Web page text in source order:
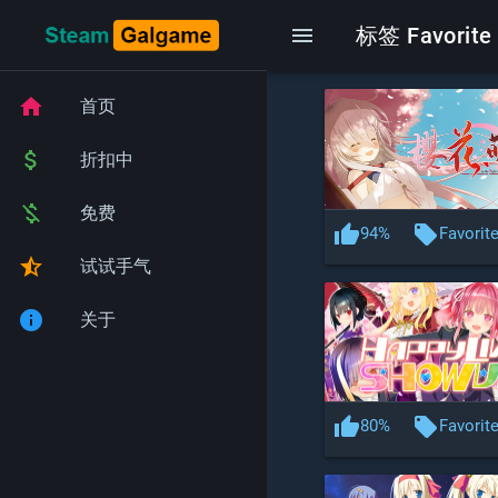
menu 标签 Favorite
home 首页
attach_money 折扣中
money_off 免费
star_half 试试手气
info 关于
thumb_up94% local_offerFavorite
thumb_up80% local_offerFavorite